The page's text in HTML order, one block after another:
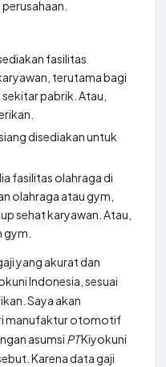
fasilitas
terutama bagi
pabrik. Atau,
disediakan untuk
fasilitas olahraga di
olahraga atau gym,
sehat karyawan. Atau,
yang akurat dan
Indonesia, sesuai
Saya akan
manufaktur otomotif
asumsi PTKiyokuni
Karena data gaji